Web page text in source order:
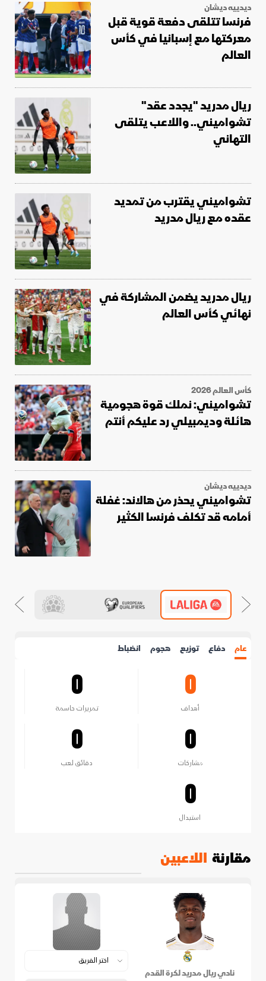
ديدييه ديشان
فرنسا تتلقى دفعة قوية قبل
معركتها مع إسبانيا في كأس
العالم
ريال مدريد "يجدد عقد"
تشواميني.. واللاعب يتلقى
التهاني
تشواميني يقترب من تمديد
عقده مع ريال مدريد
ريال مدريد يضمن المشاركة في
نهائي كأس العالم
كأس العالم 2026
تشواميني: نملك قوة هجومية
هائلة وديمبيلي رد عليكم أنتم
ديدييه ديشان
تشواميني يحذر من هالاند: غفلة
أمامه قد تكلف فرنسا الكثير
عام دفاع توزيع هجوم انضباط
0
أهداف
0
تمريرات حاسمة
0
مشاركات
0
دقائق لعب
0
استبدال
مقارنة اللاعبين
نادي ريال مدريد لكرة القدم